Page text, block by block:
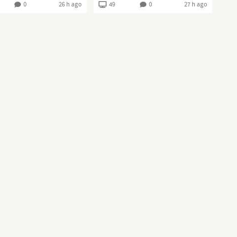
0 26 h ago 49 0 27 h ago